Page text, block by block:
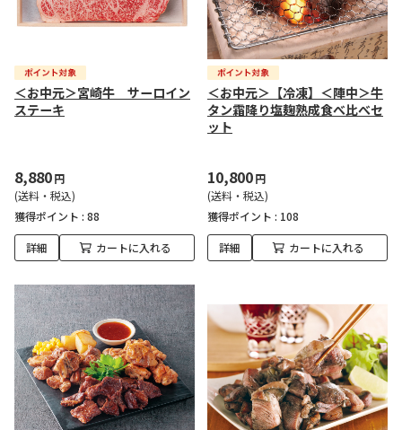
＜お中元＞宮崎牛 サーロイン
ステーキ
8,880円
(送料・税込)
獲得ポイント : 88
詳細 カートに入れる
＜お中元＞【冷凍】＜陣中＞牛
タン霜降り塩麹熟成食べ比べセ
ット
10,800円
(送料・税込)
獲得ポイント : 108
詳細 カートに入れる